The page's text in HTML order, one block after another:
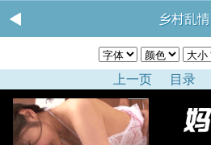
乡村乱情
上一页 目录